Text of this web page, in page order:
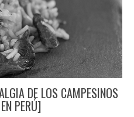
DE LOS CAMPESINOS
PERÚ]